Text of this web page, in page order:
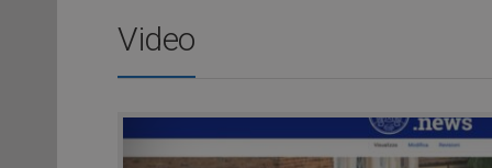
Video